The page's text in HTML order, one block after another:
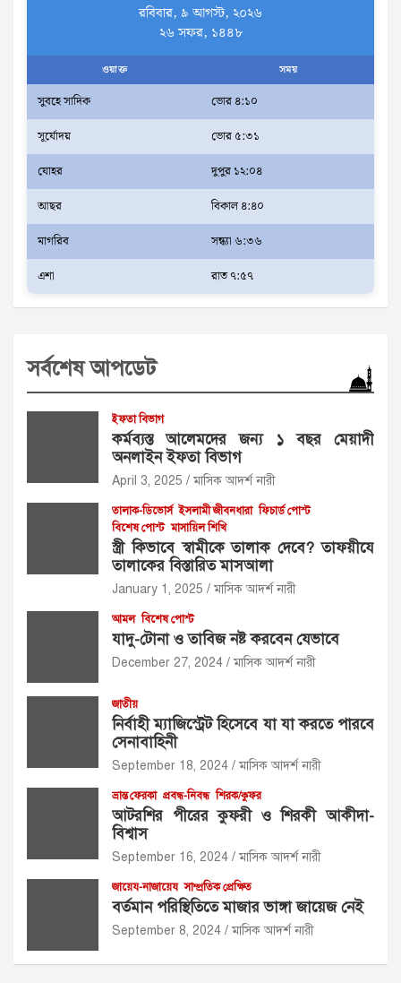
রবিবার, ৯ আগস্ট, ২০২৬
২৬ সফর, ১৪৪৮
ওয়াক্ত সময়
সুবহে সাদিক
ভোর ৪:১০
সূর্যোদয়
ভোর ৫:৩১
যোহর
দুপুর ১২:০৪
আছর
বিকাল ৪:৪০
মাগরিব
সন্ধ্যা ৬:৩৬
এশা
রাত ৭:৫৭
সর্বশেষ আপডেট
ইফতা বিভাগ
কর্মব্যস্ত আলেমদের জন্য ১ বছর মেয়াদী
অনলাইন ইফতা বিভাগ
April 3, 2025 মাসিক আদর্শ নারী
তালাক-ডিভোর্স ইসলামী জীবনধারা ফিচার্ড পোস্ট
বিশেষ পোস্ট মাসায়িল শিখি
স্ত্রী কিভাবে স্বামীকে তালাক দেবে? তাফয়ীযে
তালাকের বিস্তারিত মাসআলা
January 1, 2025 মাসিক আদর্শ নারী
আমল বিশেষ পোস্ট
যাদু-টোনা ও তাবিজ নষ্ট করবেন যেভাবে
December 27, 2024 মাসিক আদর্শ নারী
জাতীয়
নির্বাহী ম্যাজিস্ট্রেট হিসেবে যা যা করতে পারবে
সেনাবাহিনী
September 18, 2024 মাসিক আদর্শ নারী
ভ্রান্ত ফেরকা প্রবন্ধ-নিবন্ধ শিরক/কুফর
আটরশির পীরের কুফরী ও শিরকী আকীদা-
বিশ্বাস
September 16, 2024 মাসিক আদর্শ নারী
জায়েয-নাজায়েয সাম্প্রতিক প্রেক্ষিত
বর্তমান পরিস্থিতিতে মাজার ভাঙ্গা জায়েজ নেই
September 8, 2024 মাসিক আদর্শ নারী